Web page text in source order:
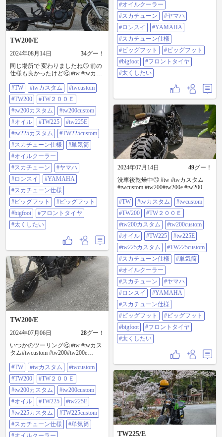
#オイルクーラー
#スカチューン
#ヤマハ
#ロンスイ
#YAMAHA
#スカチューン仕様
#ビッグフット
#ビッグフット
#bigfoot
#フロントタイヤ
#太くしたい
TW200/E
2024年08月14日 34グー！
同じ場所で 変わりましたね🙄 前の
仕様も良かったけど🤔 #tw #twカス
#tw200カスタム #tw200custom #オイ
ル#tw225#tw225e #tw225カスタム
#tw225custom #スカチューン仕様 #
単気筒 #オイルクーラー#スカチュ
ーン#やまは#ロンスイ #YAMAHA#
スカチューン仕様 #ビックフット#
ビッグフット#bigfoot #フロントタ
イヤ #太くしたい
#TW #twカスタム
#twcustom
#TW200
#TW２００Ｅ
#tw200カスタム
#tw200custom
#オイル
#TW225
#tw225E
#tw225カスタム
#TW225custom
#スカチューン仕様
#単気筒
#オイルクーラー
#スカチューン
#ヤマハ
#ロンスイ
#YAMAHA
#スカチューン仕様
#ビッグフット
#ビッグフット
#bigfoot
#フロントタイヤ
#太くしたい
2024年07月14日 49グー！
洗車後乾燥中🙄 #tw #twカスタム
#twcustom #tw200#tw200e #tw200カ
#tw225#tw225e #tw225カスタム
#tw225custom #スカチューン仕様 #
単気筒 #オイルクーラー#スカチュ
ーン#やまは#ロンスイ #YAMAHA#
スカチューン仕様 #ビックフット#
ビッグフット#bigfoot #フロントタ
イヤ #太くしたい
#TW #twカスタム
#twcustom
#TW200
#TW２００Ｅ
#tw200カスタム
#tw200custom
#オイル
#TW225
#tw225E
#tw225カスタム
#TW225custom
#スカチューン仕様
#単気筒
#オイルクーラー
#スカチューン
#ヤマハ
#ロンスイ
#YAMAHA
#スカチューン仕様
#ビッグフット
#ビッグフット
#bigfoot
#フロントタイヤ
#太くしたい
TW200/E
2024年07月06日 28グー！
いつかのツーリング🤔 #tw #twカス
タム#twcustom #tw200#tw200e
ル#tw225#tw225e #tw225カスタム
#tw225custom #スカチューン仕様 #
単気筒 #オイルクーラー#スカチュ
ーン#やまは#ロンスイ #YAMAHA#
スカチューン仕様 #ビックフット#
ビッグフット#bigfoot #フロントタ
イヤ #太くしたい
#TW #twカスタム
#twcustom
#TW200
#TW２００Ｅ
#tw200カスタム
#tw200custom
#オイル
#TW225
#tw225E
#tw225カスタム
#TW225custom
#スカチューン仕様
#単気筒
#オイルクーラー
TW225/E